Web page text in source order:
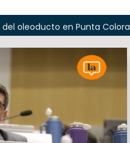
en Punta Colorada